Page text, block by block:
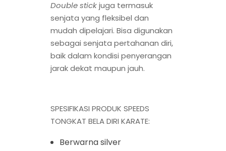
Double stickjuga termasuk
senjata yang fleksibel dan
mudah dipelajari. Bisa digunakan
sebagai senjata pertahanan diri,
baik dalam kondisi penyerangan
jarak dekat maupun jauh.
SPESIFIKASI PRODUK SPEEDS
TONGKAT BELA DIRI KARATE:
Berwarna silver